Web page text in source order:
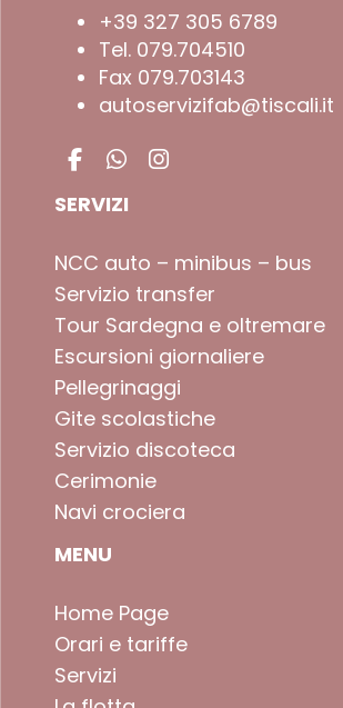
+39 327 305 6789
Tel. 079.704510
Fax 079.703143
autoservizifab@tiscali.it
SERVIZI
NCC auto – minibus – bus
Servizio transfer
Tour Sardegna e oltremare
Escursioni giornaliere
Pellegrinaggi
Gite scolastiche
Servizio discoteca
Cerimonie
Navi crociera
MENU
Home Page
Orari e tariffe
Servizi